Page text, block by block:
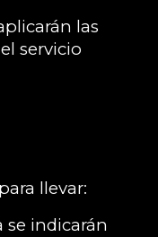
las
servicio
llevar:
se indicarán